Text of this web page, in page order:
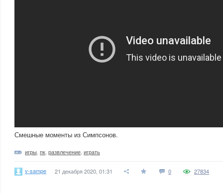
Смешные моменты из Симпсонов.
игры пк развлечение играть
v-sampe 21 декабря 2020, 01:31 0 27834